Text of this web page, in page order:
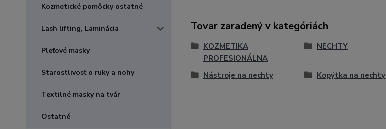
Kozmetické pomôcky ostatné
Lash lifting, Laminácia
Pleťové masky
Starostlivosť o ruky a nohy
Textilné masky na tvár
Ostatné
Tovar zaradený v kategóriách
KOZMETIKA
PROFESIONÁLNA
NECHTY
Nástroje na nechty Kopýtka na nechty